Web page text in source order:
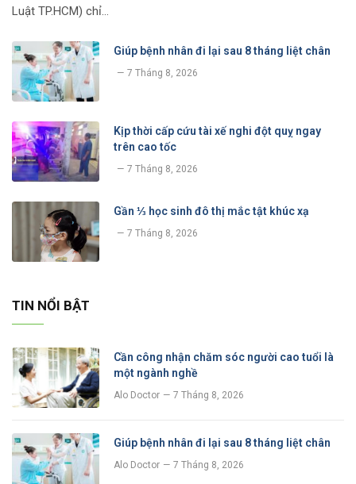
Luật TP.HCM) chỉ…
Giúp bệnh nhân đi lại sau 8 tháng liệt chân
7 Tháng 8, 2026
Kịp thời cấp cứu tài xế nghi đột quỵ ngay
trên cao tốc
7 Tháng 8, 2026
Gần ⅓ học sinh đô thị mắc tật khúc xạ
7 Tháng 8, 2026
TIN NỔI BẬT
Cần công nhận chăm sóc người cao tuổi là
một ngành nghề
Alo Doctor 7 Tháng 8, 2026
Giúp bệnh nhân đi lại sau 8 tháng liệt chân
Alo Doctor 7 Tháng 8, 2026